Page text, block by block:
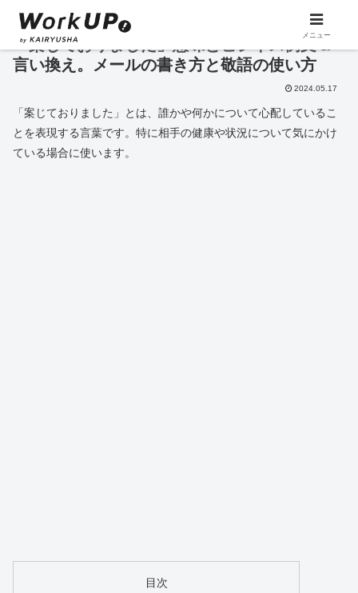
「案じておりました」意味とビジネス例文＆
言い換え。メールの書き方と敬語の使い方
2024.05.17
「案じておりました」とは、誰かや何かについて心配しているこ
とを表現する言葉です。特に相手の健康や状況について気にかけ
ている場合に使います。
目次
メニュー